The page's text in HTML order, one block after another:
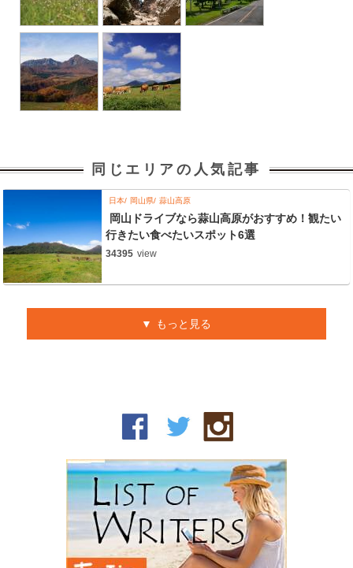
同じエリアの人気記事
日本 岡山県 蒜山高原
岡山ドライブなら蒜山高原がおすすめ！観たい
行きたい食べたいスポット6選
34395 view
もっと見る